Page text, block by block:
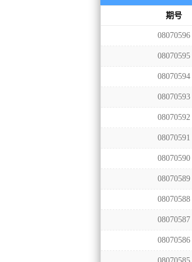
期号
08070596
08070595
08070594
08070593
08070592
08070591
08070590
08070589
08070588
08070587
08070586